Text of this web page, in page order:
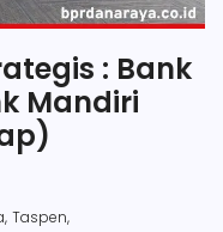
: Bank
Mandiri
Taspen,